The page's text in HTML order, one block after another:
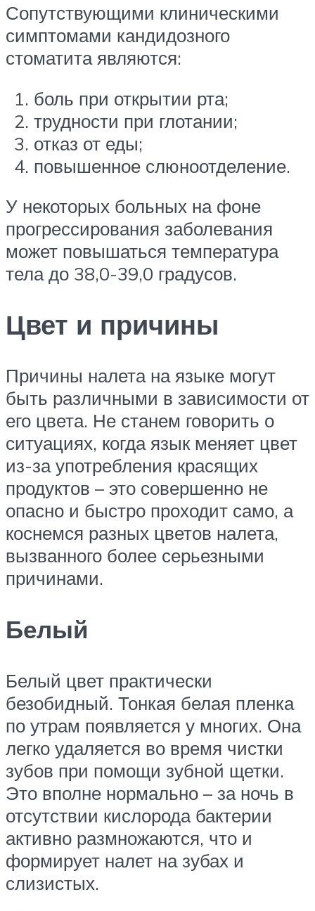
Сопутствующими клиническими
симптомами кандидозного
стоматита являются:
боль при открытии рта;
трудности при глотании;
отказ от еды;
повышенное слюноотделение.
У некоторых больных на фоне
прогрессирования заболевания
может повышаться температура
тела до 38,0-39,0 градусов.
Цвет и причины
Причины налета на языке могут
быть различными в зависимости от
его цвета. Не станем говорить о
ситуациях, когда язык меняет цвет
из-за употребления красящих
продуктов – это совершенно не
опасно и быстро проходит само, а
коснемся разных цветов налета,
вызванного более серьезными
причинами.
Белый
Белый цвет практически
безобидный. Тонкая белая пленка
по утрам появляется у многих. Она
легко удаляется во время чистки
зубов при помощи зубной щетки.
Это вполне нормально – за ночь в
отсутствии кислорода бактерии
активно размножаются, что и
формирует налет на зубах и
слизистых.